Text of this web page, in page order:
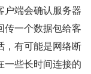
户端会确认服务器
传一个数据包给客
，有可能是网络断
一些长时间连接的